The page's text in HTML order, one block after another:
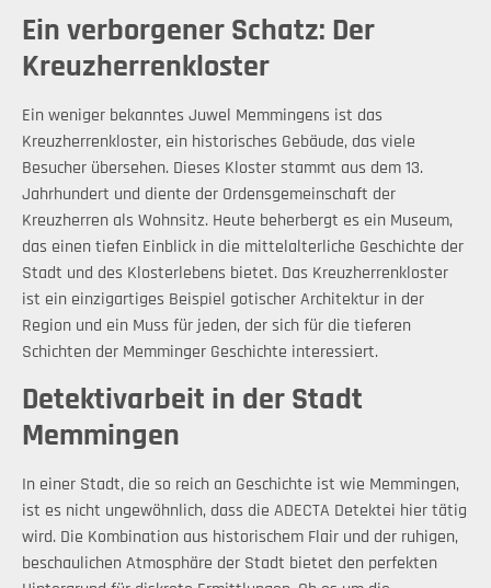
Ein verborgener Schatz: Der
Kreuzherrenkloster
Ein weniger bekanntes Juwel Memmingens ist das
Kreuzherrenkloster, ein historisches Gebäude, das viele
Besucher übersehen. Dieses Kloster stammt aus dem 13.
Jahrhundert und diente der Ordensgemeinschaft der
Kreuzherren als Wohnsitz. Heute beherbergt es ein Museum,
das einen tiefen Einblick in die mittelalterliche Geschichte der
Stadt und des Klosterlebens bietet. Das Kreuzherrenkloster
ist ein einzigartiges Beispiel gotischer Architektur in der
Region und ein Muss für jeden, der sich für die tieferen
Schichten der Memminger Geschichte interessiert.
Detektivarbeit in der Stadt
Memmingen
In einer Stadt, die so reich an Geschichte ist wie Memmingen,
ist es nicht ungewöhnlich, dass die ADECTA Detektei hier tätig
wird. Die Kombination aus historischem Flair und der ruhigen,
beschaulichen Atmosphäre der Stadt bietet den perfekten